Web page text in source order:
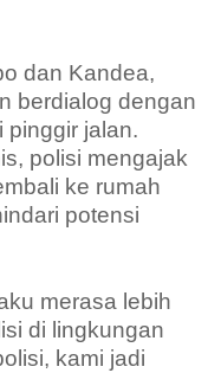
dan Kandea,
berdialog dengan
pinggir jalan.
polisi mengajak
ke rumah
potensi
merasa lebih
di lingkungan
kami jadi